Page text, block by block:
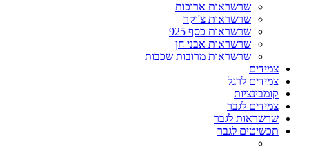
שרשראות ארוכות
שרשראות צ'וקר
שרשראות כסף 925
שרשראות אבני חן
שרשראות מרובות שכבות
צמידים
צמידים לרגל
קומבינציות
צמידים לגבר
שרשראות לגבר
תכשיטים לגבר